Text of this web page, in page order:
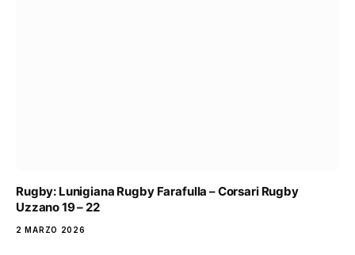
Rugby: Lunigiana Rugby Farafulla – Corsari Rugby
Uzzano 19 – 22
2 MARZO 2026